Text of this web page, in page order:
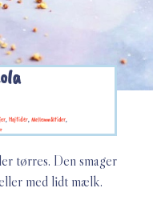
,Højtider,Mellemmåltider,
tørres. Den smager
med lidt mælk.